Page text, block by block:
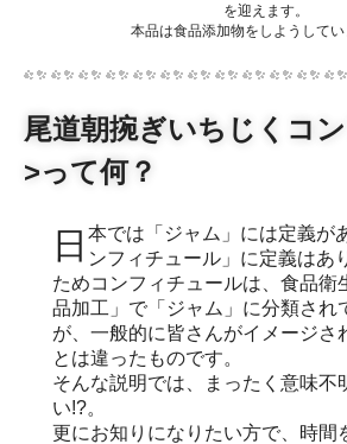
を迎えます。
本品は食品添加物をしようしてい
尾道朝捥ぎいちじくコ
>って何？
日本では「ジャム」には定義がありますが、「コ ンフィチュール」に定義はあ
ためコンフィチュールは、食品衛
品加工」で「ジャム」に分類され
が、一般的に皆さんがイメージさ
とは違ったものです。
そんな説明では、まったく意味不
い!?。
更にお知りになりたい方で、時間